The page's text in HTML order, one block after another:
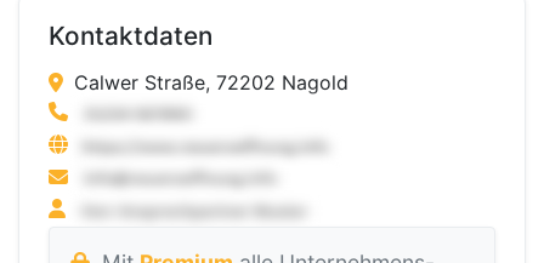
Kontaktdaten
Calwer Straße, 72202 Nagold